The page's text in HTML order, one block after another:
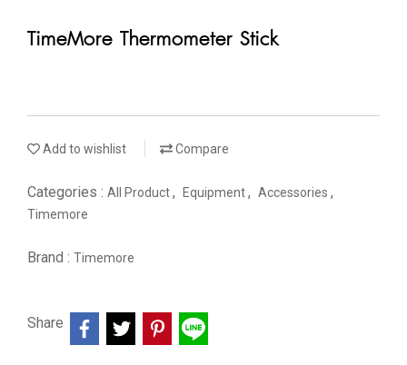
TimeMore Thermometer Stick
Add to wishlist Compare
Categories : All Product, Equipment, Accessories ,
Timemore
Brand : Timemore
Share